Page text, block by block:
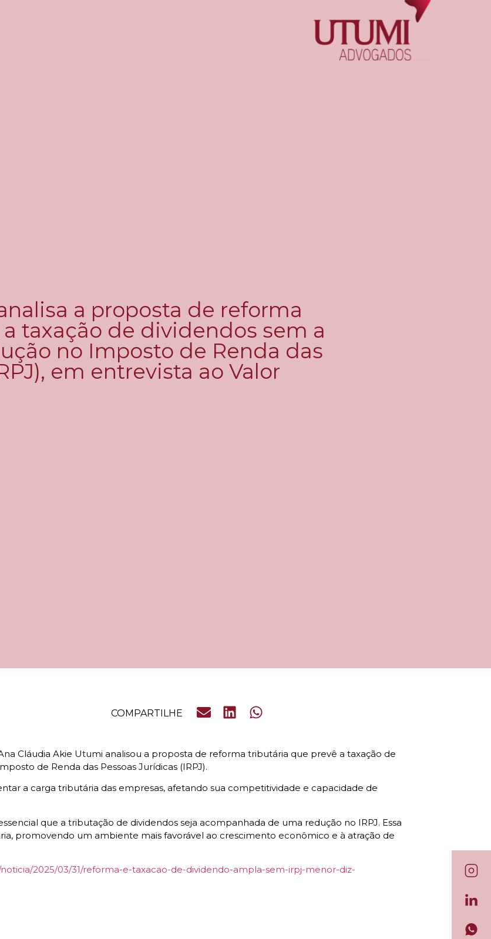
a proposta de reforma
taxação de dividendos sem a
no Imposto de Renda das
em entrevista ao Valor
COMPARTILHE
Cláudia Akie Utumi analisou a proposta de reforma tributária que prevê a taxação de
de Renda das Pessoas Jurídicas (IRPJ).
a carga tributária das empresas, afetando sua competitividade e capacidade de
que a tributação de dividendos seja acompanhada de uma redução no IRPJ. Essa
promovendo um ambiente mais favorável ao crescimento econômico e à atração de
2025/03/31/reforma-e-taxacao-de-dividendo-ampla-sem-irpj-menor-diz-